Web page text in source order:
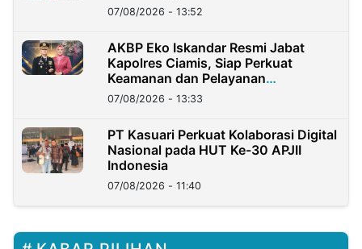
07/08/2026 - 13:52
AKBP Eko Iskandar Resmi Jabat
Kapolres Ciamis, Siap Perkuat
Keamanan dan Pelayanan
Masyarakat
07/08/2026 - 13:33
PT Kasuari Perkuat Kolaborasi Digital
Nasional pada HUT Ke-30 APJII
Indonesia
07/08/2026 - 11:40